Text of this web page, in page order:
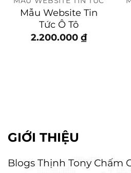
Mẫu Website Tin
Tức Ô Tô
2.200.000 ₫
GIỚI THIỆU
Blogs Thịnh Tony Chấm